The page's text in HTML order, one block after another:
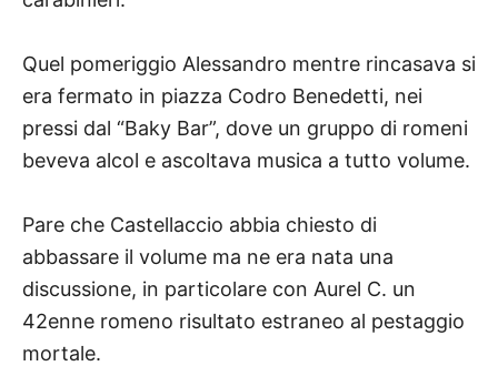
Quel pomeriggio Alessandro mentre rincasava si
era fermato in piazza Codro Benedetti, nei
pressi dal “Baky Bar”, dove un gruppo di romeni
beveva alcol e ascoltava musica a tutto volume.
Pare che Castellaccio abbia chiesto di
abbassare il volume ma ne era nata una
discussione, in particolare con Aurel C. un
42enne romeno risultato estraneo al pestaggio
mortale.